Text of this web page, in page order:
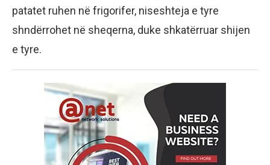
patatet ruhen në frigorifer, niseshteja e tyre
shndërrohet në sheqerna, duke shkatërruar shijen
e tyre.